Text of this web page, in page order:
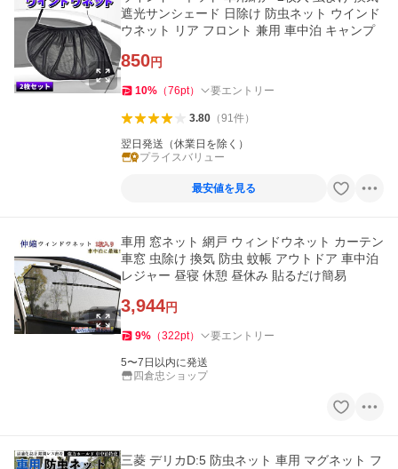
遮光サンシェード 日除け 防虫ネット ウインド
ウネット リア フロント 兼用 車中泊 キャンプ
850円
10% （76pt） 要エントリー
3.80（91件）
翌日発送（休業日を除く）
プライスバリュー
最安値を見る
車用 窓ネット 網戸 ウィンドウネット カーテン
車窓 虫除け 換気 防虫 蚊帳 アウトドア 車中泊
レジャー 昼寝 休憩 昼休み 貼るだけ簡易
3,944円
9% （322pt） 要エントリー
5〜7日以内に発送
四倉忠ショップ
三菱 デリカD:5 防虫ネット 車用 マグネット フ